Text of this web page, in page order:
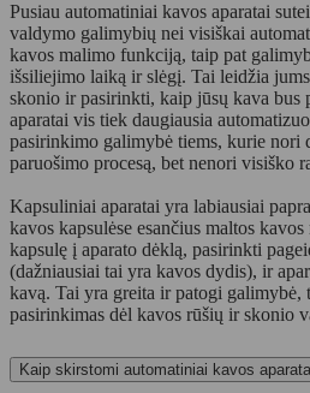
Pusiau automatiniai kavos aparatai
valdymo galimybių nei visiškai
kavos malimo funkciją, taip pat
išsiliejimo laiką ir slėgį. Tai leidžia
skonio ir pasirinkti, kaip jūsų kava bus
aparatai vis tiek daugiausia
pasirinkimo galimybė tiems, kurie nori
paruošimo procesą, bet nenori visiško
Kapsuliniai aparatai yra labiausiai
kavos kapsulėse esančius maltos
kapsulę į aparato dėklą, pasirinkti
(dažniausiai tai yra kavos dydis), ir
kavą. Tai yra greita ir patogi galimybė,
pasirinkimas dėl kavos rūšių ir skonio
Kaip skirstomi automatiniai kavos